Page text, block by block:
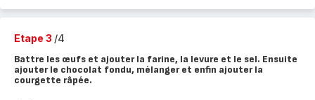
Etape 3 /4
Battre les œufs et ajouter la farine, la levure et le sel. Ensuite
ajouter le chocolat fondu, mélanger et enfin ajouter la
courgette râpée.